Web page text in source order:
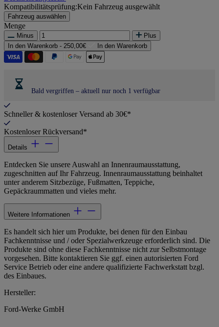
Kompatibilitätsprüfung:Kein Fahrzeug ausgewählt
Fahrzeug auswählen
Menge
Minus
Plus
In den Warenkorb - 250,00€ In den Warenkorb
Bald vergriffen – aktuell nur noch 1 verfügbar
Schneller & kostenloser Versand ab 30€*
Kostenloser Rückversand*
Details
Entdecken Sie unsere Auswahl an Innenraumausstattung,
zugeschnitten auf Ihr Fahrzeug. Innenraumausstattung beinhaltet
unter anderem Sitzbezüge, Fußmatten, Teppiche,
Gepäckraummatten und vieles mehr.
Weitere Informationen
Es handelt sich hier um Produkte, bei denen für den Einbau
Fachkenntnisse und / oder Spezialwerkzeuge erforderlich sind. Die
Produkte sind ohne diese Fachkenntnisse nicht zur Selbstmontage
vorgesehen. Bitte kontaktieren Sie ggf. einen autorisierten Ford
Service Betrieb oder eine andere qualifizierte Fachwerkstatt bzgl.
des Einbaues.
Hersteller:
Ford-Werke GmbH